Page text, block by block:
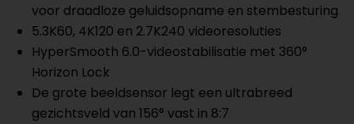
voor draadloze geluidsopname en stembesturing
5.3K60, 4K120 en 2.7K240 videoresoluties
HyperSmooth 6.0-videostabilisatie met 360°
Horizon Lock
De grote beeldsensor legt een ultrabreed
gezichtsveld van 156° vast in 8:7